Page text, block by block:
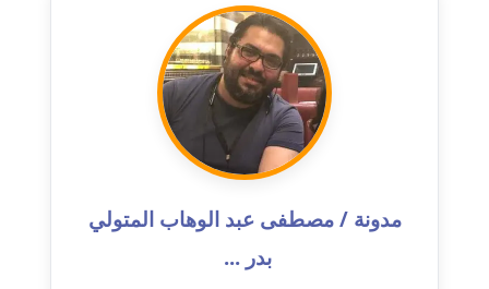
مدونة أحمد زيدان
عاملة
مدونة أحمد سيد
عاملة
مدونة احمد شقليط
مدونة أحمد عبد الفتاح
مدونة / مصطفى عبد الوهاب المتولي
بدر ...